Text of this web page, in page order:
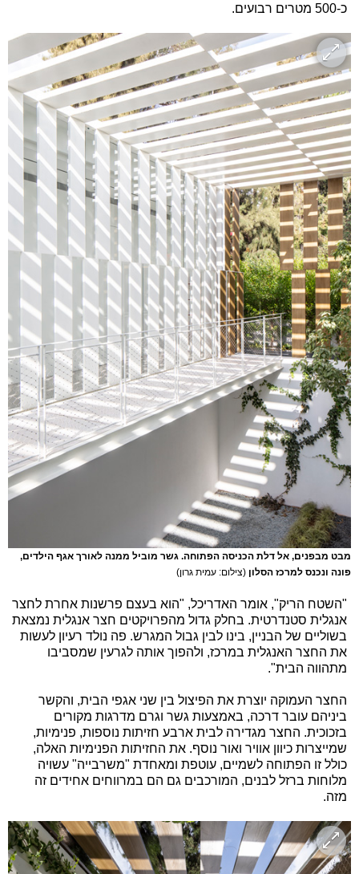
כ-500 מטרים רבועים.
מבט מבפנים, אל דלת הכניסה הפתוחה. גשר מוביל ממנה לאורך אגף הילדים,
פונה ונכנס למרכז הסלון (צילום: עמית גרון)
"השטח הריק", אומר האדריכל, "הוא בעצם פרשנות אחרת לחצר
אנגלית סטנדרטית. בחלק גדול מהפרויקטים חצר אנגלית נמצאת
בשוליים של הבניין, בינו לבין גבול המגרש. פה נולד רעיון לעשות
את החצר האנגלית במרכז, ולהפוך אותה לגרעין שמסביבו
מתהווה הבית".
החצר העמוקה יוצרת את הפיצול בין שני אגפי הבית, והקשר
ביניהם עובר דרכה, באמצעות גשר וגרם מדרגות מקורים
בזכוכית. החצר מגדירה לבית ארבע חזיתות נוספות, פנימיות,
שמייצרות כיוון אוויר ואור נוסף. את החזיתות הפנימיות האלה,
כולל זו הפתוחה לשמיים, עוטפת ומאחדת "משרבייה" עשויה
מלוחות ברזל לבנים, המורכבים גם הם במרווחים אחידים זה
מזה.